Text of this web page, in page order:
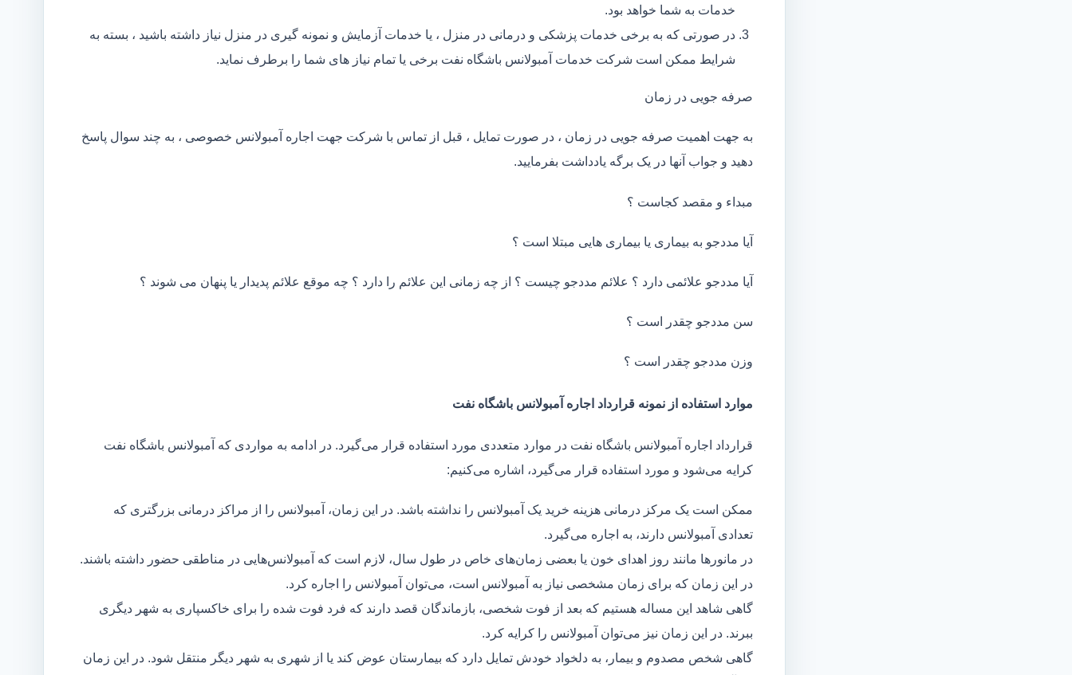
خدمات به شما خواهد بود.
در صورتی که به برخی خدمات پزشکی و درمانی در منزل ، یا خدمات آزمایش و نمونه گیری در منزل نیاز داشته باشید ، بسته به
شرایط ممکن است شرکت خدمات آمبولانس باشگاه نفت برخی یا تمام نیاز های شما را برطرف نماید.
صرفه جویی در زمان
به جهت اهمیت صرفه جویی در زمان ، در صورت تمایل ، قبل از تماس با شرکت جهت اجاره آمبولانس خصوصی ، به چند سوال پاسخ
دهید و جواب آنها در یک برگه یادداشت بفرمایید.
مبداء و مقصد کجاست ؟
آیا مددجو به بیماری یا بیماری هایی مبتلا است ؟
آیا مددجو علائمی دارد ؟ علائم مددجو چیست ؟ از چه زمانی این علائم را دارد ؟ چه موقع علائم پدیدار یا پنهان می شوند ؟
سن مددجو چقدر است ؟
وزن مددجو چقدر است ؟
موارد استفاده از نمونه قرارداد اجاره آمبولانس باشگاه نفت
قرارداد اجاره آمبولانس باشگاه نفت در موارد متعددی مورد استفاده قرار می‌گیرد. در ادامه به مواردی که آمبولانس باشگاه نفت
کرایه می‌شود و مورد استفاده قرار می‌گیرد، اشاره می‌کنیم:
ممکن است یک مرکز درمانی هزینه خرید یک آمبولانس را نداشته باشد. در این زمان، آمبولانس را از مراکز درمانی بزرگتری که
تعدادی آمبولانس دارند، به اجاره می‌گیرد.
در مانور‌ها مانند روز اهدای خون یا بعضی زمان‌های خاص در طول سال، لازم است که آمبولانس‌هایی در مناطقی حضور داشته باشند.
در این زمان که برای زمان مشخصی نیاز به آمبولانس است، می‌توان آمبولانس را اجاره کرد.
گاهی شاهد این مساله هستیم که بعد از فوت شخصی، بازماندگان قصد دارند که فرد فوت شده را برای خاکسپاری به شهر دیگری
ببرند. در این زمان نیز می‌توان آمبولانس را کرایه کرد.
گاهی شخص مصدوم و بیمار، به دلخواد خودش تمایل دارد که بیمارستان عوض کند یا از شهری به شهر دیگر منتقل شود. در این زمان